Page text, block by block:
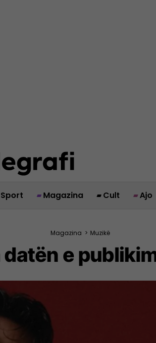
Sport Magazina Cult Ajo
Magazina > Muzikë
datën e